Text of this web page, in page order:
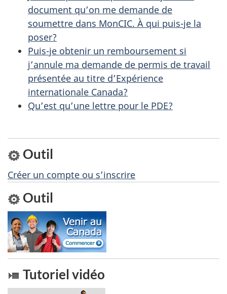
p
e
t
r
o
a
c
t
i
n
s
u
r
c
e
t
t
e
p
document qu’on me demande de
soumettre dans MonCIC. À qui puis-je la
poser?
Puis-je obtenir un remboursement si
j’annule ma demande de permis de travail
présentée au titre d’Expérience
internationale Canada?
Qu’est qu’une lettre pour le PDE?
Outil
Créer un compte ou s’inscrire
Outil
Tutoriel vidéo